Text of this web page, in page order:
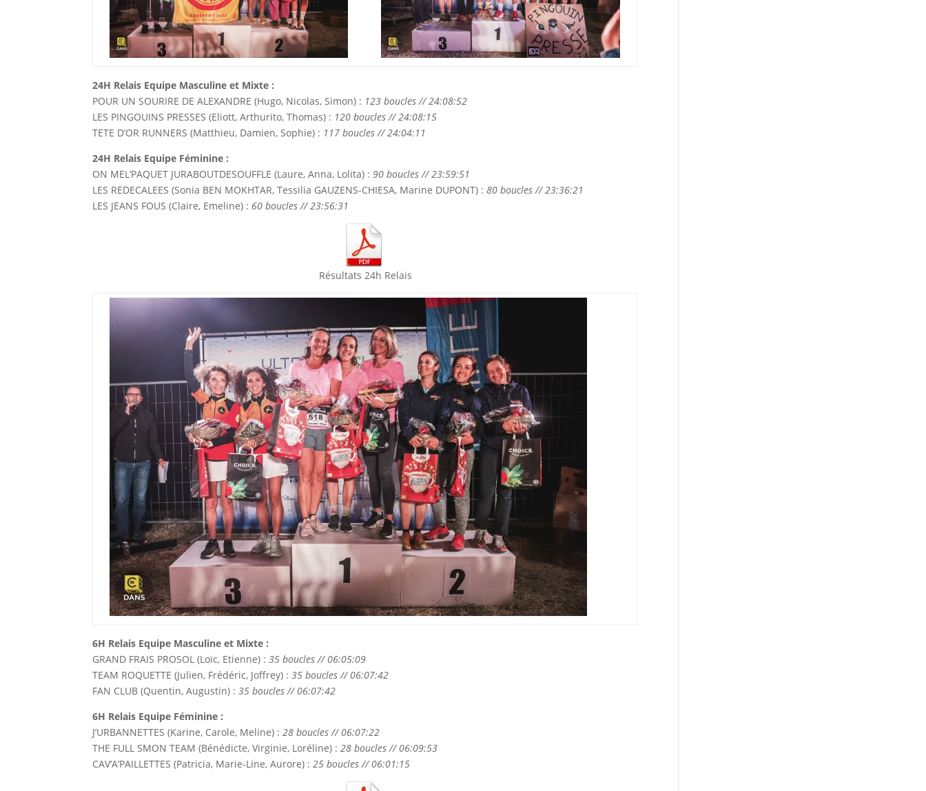
24H Relais Equipe Masculine et Mixte :
POUR UN SOURIRE DE ALEXANDRE (Hugo, Nicolas, Simon) : 123 boucles // 24:08:52
LES PINGOUINS PRESSES (Eliott, Arthurito, Thomas) : 120 boucles // 24:08:15
TETE D’OR RUNNERS (Matthieu, Damien, Sophie) : 117 boucles // 24:04:11
24H Relais Equipe Féminine :
ON MEL’PAQUET JURABOUTDESOUFFLE (Laure, Anna, Lolita) :90 boucles // 23:59:51
LES REDECALEES (Sonia BEN MOKHTAR, Tessilia GAUZENS-CHIESA, Marine DUPONT) :80 boucles // 23:36:21
LES JEANS FOUS (Claire, Emeline) : 60 boucles // 23:56:31
Résultats 24h Relais
6H Relais Equipe Masculine et Mixte :
GRAND FRAIS PROSOL (Loïc, Etienne) :35 boucles // 06:05:09
TEAM ROQUETTE (Julien, Frédéric, Joffrey) :35 boucles // 06:07:42
FAN CLUB (Quentin, Augustin) :35 boucles // 06:07:42
6H Relais Equipe Féminine :
J’URBANNETTES (Karine, Carole, Meline) :28 boucles // 06:07:22
THE FULL SMON TEAM (Bénédicte, Virginie, Loréline) :28 boucles // 06:09:53
CAV’A’PAILLETTES (Patricia, Marie-Line, Aurore) :25 boucles // 06:01:15